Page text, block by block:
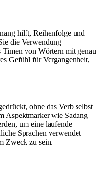
hilft, Reihenfolge und
die Verwendung
Timen von Wörtern mit genau
Gefühl für Vergangenheit,
ohne das Verb selbst
Aspektmarker wie Sadang
um eine laufende
Sprachen verwendet
Zweck zu sein.